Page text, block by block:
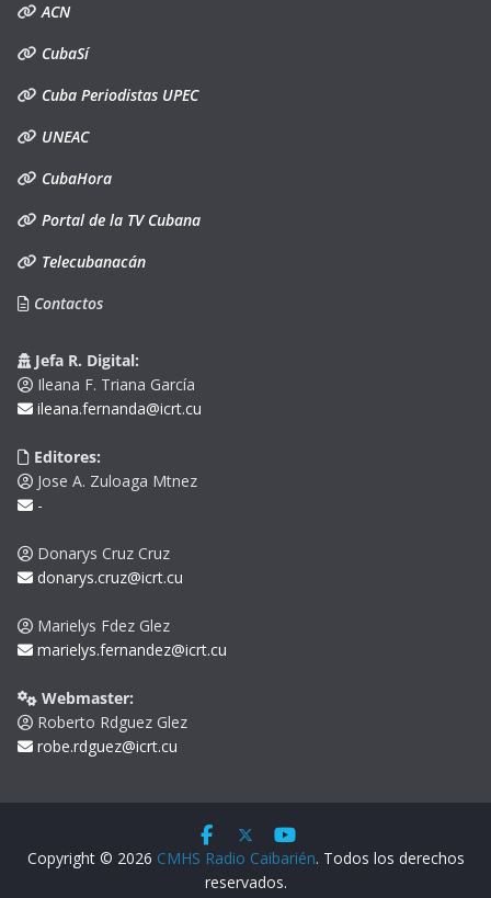
ACN
CubaSí
Cuba Periodistas UPEC
UNEAC
CubaHora
Portal de la TV Cubana
Telecubanacán
Contactos
Jefa R. Digital:
Ileana F. Triana García
ileana.fernanda@icrt.cu
Editores:
Jose A. Zuloaga Mtnez
-
Donarys Cruz Cruz
donarys.cruz@icrt.cu
Marielys Fdez Glez
marielys.fernandez@icrt.cu
Webmaster:
Roberto Rdguez Glez
robe.rdguez@icrt.cu
Copyright © 2026 CMHS Radio Caibarién. Todos los derechos
reservados.